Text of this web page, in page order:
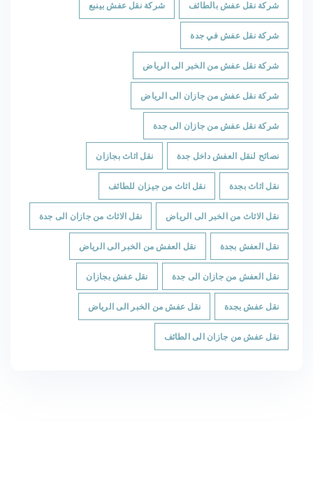
شركة نقل عفش بالطائف شركة نقل عفش بينبع
شركة نقل عفش في جدة
شركة نقل عفش من الخبر الى الرياض
شركة نقل عفش من جازان الى الرياض
شركة نقل عفش من جازان الى جدة
نصائح لنقل العفش داخل جدة نقل اثاث بجازان
نقل اثاث بجدة نقل اثاث من جيزان للطائف
نقل الاثاث من الخبر الى الرياض نقل الاثاث من جازان الى جدة
نقل العفش بجدة نقل العفش من الخبر الى الرياض
نقل العفش من جازان الى جدة نقل عفش بجازان
نقل عفش بجدة نقل عفش من الخبر الى الرياض
نقل عفش من جازان الى الطائف